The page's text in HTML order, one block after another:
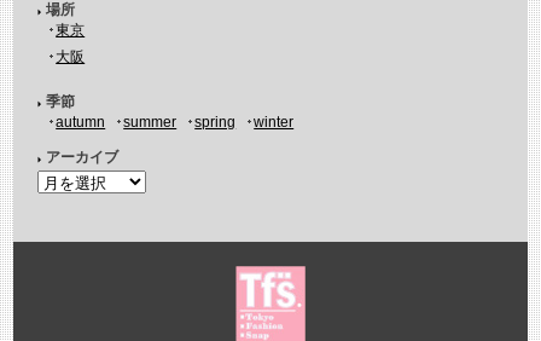
場所
東京
大阪
季節
autumn
summer spring winter
アーカイブ